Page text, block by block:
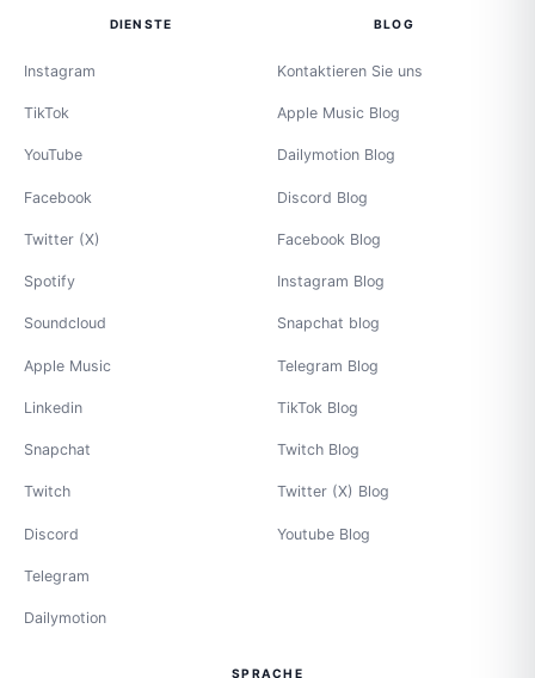
DIENSTE
Instagram
TikTok
YouTube
Facebook
Twitter (X)
Spotify
Soundcloud
Apple Music
Linkedin
Snapchat
Twitch
Discord
Telegram
Dailymotion
BLOG
Kontaktieren Sie uns
Apple Music Blog
Dailymotion Blog
Discord Blog
Facebook Blog
Instagram Blog
Snapchat blog
Telegram Blog
TikTok Blog
Twitch Blog
Twitter (X) Blog
Youtube Blog
SPRACHE